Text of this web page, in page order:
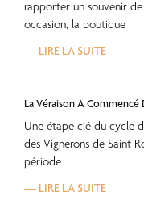
rapporter un souvenir
occasion, la boutique
— LIRE LA SUITE
La Véraison A Commencé
Une étape clé du cycle
des Vignerons de Saint
période
— LIRE LA SUITE